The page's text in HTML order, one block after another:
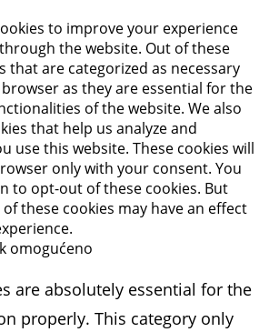
to improve your experience
the website. Out of these
that are categorized as necessary
as they are essential for the
of the website. We also
that help us analyze and
use this website. These cookies will
only with your consent. You
to opt-out of these cookies. But
these cookies may have an effect
omogućeno
are absolutely essential for the
properly. This category only